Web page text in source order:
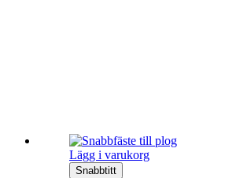
Lägg i varukorg
Snabbtitt